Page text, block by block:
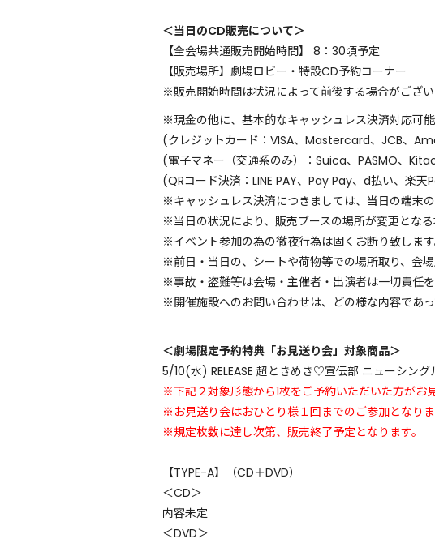
＜当日のCD販売について＞
【全会場共通販売開始時間】 8：30頃予定
【販売場所】劇場ロビー・特設CD予約コーナー
※販売開始時間は状況によって前後する場合がござ
※現金の他に、基本的なキャッシュレス決済対応可能
(クレジットカード：VISA、Mastercard、JCB、
(電子マネー（交通系のみ）：Suica、PASMO、
(QRコード決済：LINE PAY、Pay Pay、d払い、楽
※キャッシュレス決済につきましては、当日の端末
※当日の状況により、販売ブースの場所が変更となる
※イベント参加の為の徹夜行為は固くお断り致しま
※前日・当日の、シートや荷物等での場所取り、会
※事故・盗難等は会場・主催者・出演者は一切責任
※開催施設へのお問い合わせは、どの様な内容であっ
＜劇場限定予約特典「お見送り会」対象商品＞
5/10(水) RELEASE 超ときめき♡宣伝部 ニューシング
※下記２対象形態から1枚をご予約いただいた方がお
※お見送り会はおひとり様１回までのご参加となりま
※規定枚数に達し次第、販売終了予定となります。
【TYPE-A】（CD＋DVD）
＜CD＞
内容未定
＜DVD＞